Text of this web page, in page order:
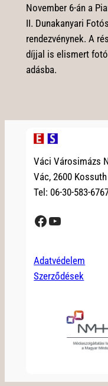
November 6-án a
II. Dunakanyari
rendezvénynek. A
díjjal is elismert
adásba.
Váci Városimázs
Vác, 2600
Tel: 06-30-583-
Facebook YouTube
Adatvédelem
Szerződések